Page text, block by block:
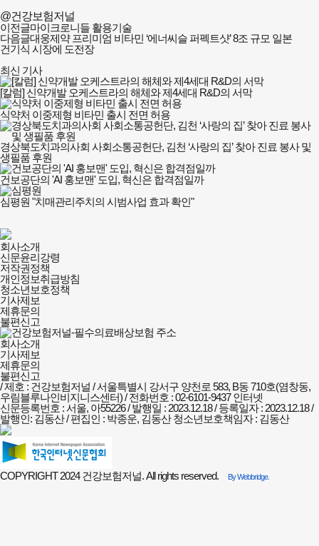
@건강보험저널
이전글마이크로니들 활용기술
다음글대웅제약 프리미엄 비타민 ‘에너씨슬 퍼펙트샷’ 8조 규모 일본
건기식 시장에 도전장
최신 기사
[칼럼] 신약개발 오케스트라의 해체와 제4세대 R&D의 서막
식약처 이중제형 비타민 출시 전면 허용
경상북도치과의사회 사회소통공헌단, 김천 ‘사랑의 집’ 찾아 진료 봉사 및
생필품 후원
건보공단의 'AI 홍보맨' 도입, 혁신은 합격점일까
심평원 "치매관리주치의 시범사업 효과 확인"
건강보험저널-
필수의료배상보험
회사소개
및
정책안내
회사소개
신문윤리강령
저작권정책
개인정보취급방침
청소년보호정책
기사제보
제휴문의
불편신고
회사소개
기사제보
제휴문의
불편신고
/ 제호 : 건강보험저널 /서울특별시 강서구 양천로 583, B동 710호(염창동,
우림블루나인비지니스센터) / 전화번호 : 02-6101-9437인터넷
신문등록번호 : 서울, 아55226 / 발행일 : 2023.12.18 / 등록일자 : 2023.12.18 /
발행인: 김동산 / 편집인 : 박종운, 김동산청소년보호책임자 : 김동산
COPYRIGHT 2024 건강보험저널. All rights reserved. By Webbridge.